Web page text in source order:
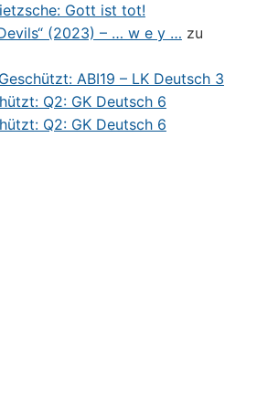
Gott ist tot!
(2023) – … w e y … zu
Geschützt: ABI19 – LK Deutsch 3
Q2: GK Deutsch 6
Q2: GK Deutsch 6